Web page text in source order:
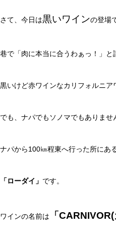
さて、今日は黒いワインの登場
巷で「肉に本当に合うわぁっ！」と
黒いけど赤ワインなカリフォルニア
でも、ナパでもソノマでもありませ
ナパから100㎞程東へ行った所にあ
「ローダイ」 です。
ワインの名前は 「